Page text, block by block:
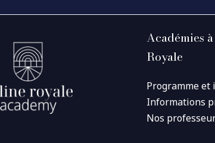
Académies
Royale
Programme
Informations
Nos